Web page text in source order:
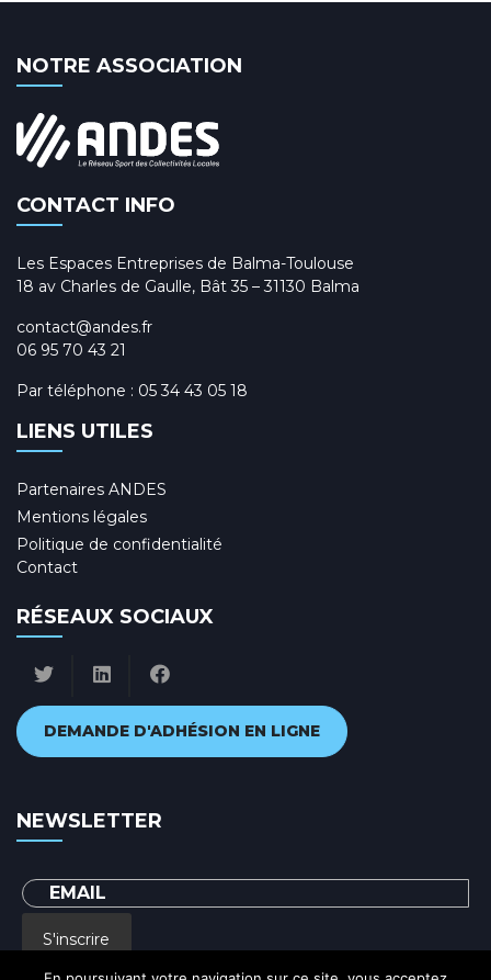
NOTRE ASSOCIATION
CONTACT INFO
Les Espaces Entreprises de Balma-Toulouse
18 av Charles de Gaulle, Bât 35 – 31130 Balma
contact@andes.fr
06 95 70 43 21
Par téléphone : 05 34 43 05 18
LIENS UTILES
Partenaires ANDES
Mentions légales
Politique de confidentialité
Contact
RÉSEAUX SOCIAUX
DEMANDE D'ADHÉSION EN LIGNE
NEWSLETTER
S'inscrire